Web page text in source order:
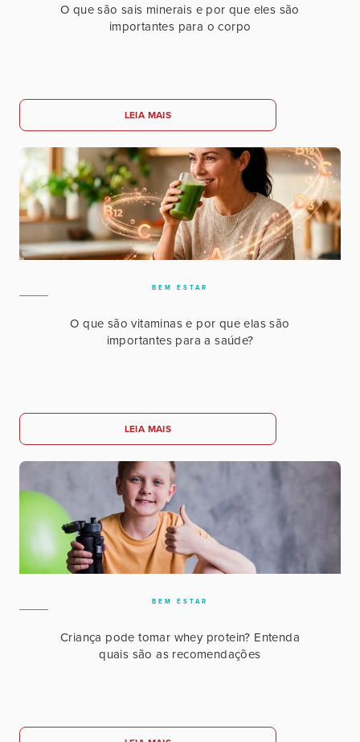
O que são sais minerais e por que eles são
importantes para o corpo
LEIA MAIS
BEM ESTAR
O que são vitaminas e por que elas são
importantes para a saúde?
LEIA MAIS
BEM ESTAR
Criança pode tomar whey protein? Entenda
quais são as recomendações